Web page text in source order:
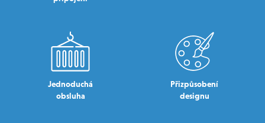
Jednoduchá
obsluha
Přizpůsobení
designu